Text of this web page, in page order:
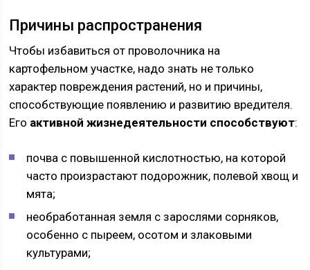
Причины распространения
Чтобы избавиться от проволочника на
картофельном участке, надо знать не только
характер повреждения растений, но и причины,
способствующие появлению и развитию вредителя.
Его активной жизнедеятельности способствуют:
почва с повышенной кислотностью, на которой
часто произрастают подорожник, полевой хвощ и
мята;
необработанная земля с зарослями сорняков,
особенно с пыреем, осотом и злаковыми
культурами;